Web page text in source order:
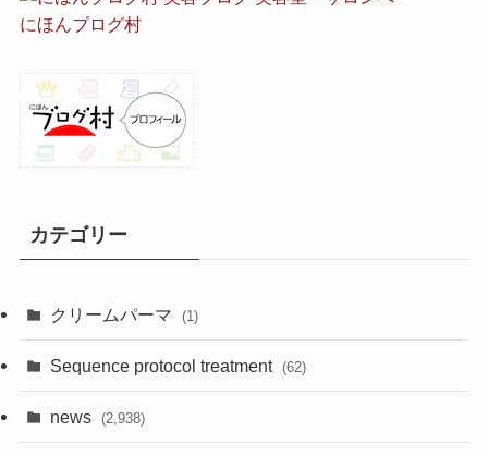
にほんブログ村
カテゴリー
クリームパーマ (1)
Sequence protocol treatment (62)
news (2,938)